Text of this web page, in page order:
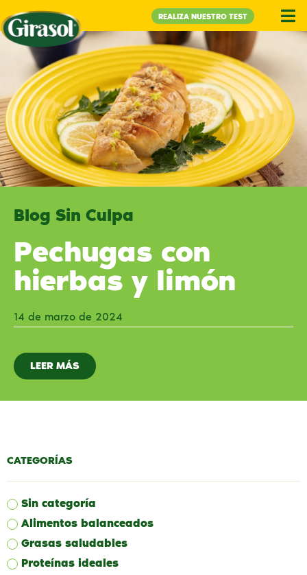
REALIZA NUESTRO TEST
Blog Sin Culpa
Pechugas con
hierbas y limón
14 de marzo de 2024
LEER MÁS
CATEGORÍAS
Sin categoría
Alimentos balanceados
Grasas saludables
Proteínas ideales